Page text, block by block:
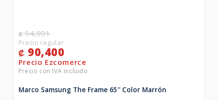
₡94,991
₡ 90,400
Marco Samsung The Frame 65″ Color Marrón